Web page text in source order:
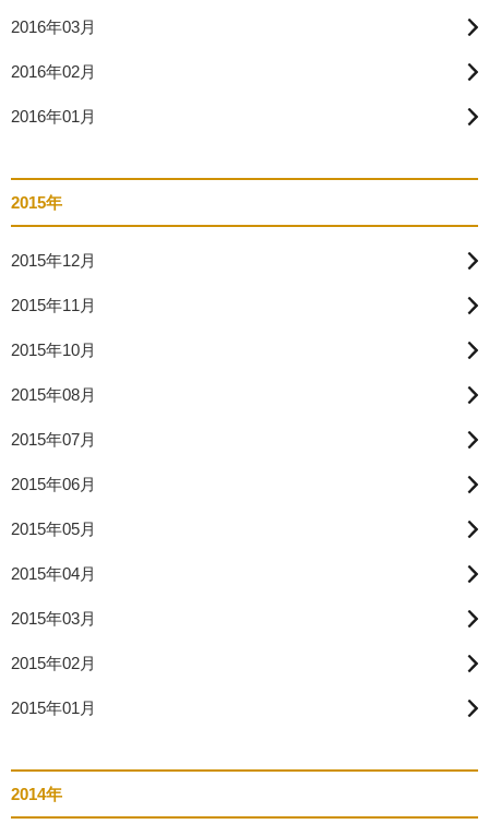
2016年03月
2016年02月
2016年01月
2015年
2015年12月
2015年11月
2015年10月
2015年08月
2015年07月
2015年06月
2015年05月
2015年04月
2015年03月
2015年02月
2015年01月
2014年